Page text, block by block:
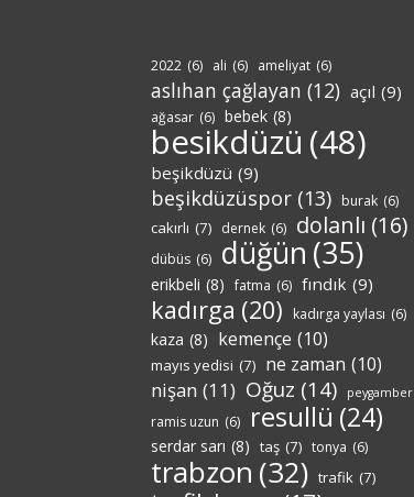
2022 (6) ali (6) ameliyat (6)
aslıhan çağlayan (12) açıl (9)
ağasar (6) bebek (8)
besikdüzü (48)
beşikdüzü (9)
beşikdüzüspor (13) burak (6)
cakırlı (7) dernek (6) dolanlı (16)
dübüs (6) düğün (35)
erikbeli (8) fatma (6) fındık (9)
kadırga (20) kadırga yaylası (6)
kaza (8) kemençe (10)
mayıs yedisi (7) ne zaman (10)
nişan (11) Oğuz (14) peygamber
ramis uzun (6) resullü (24)
serdar sarı (8) taş (7) tonya (6)
trabzon (32) trafik (7)